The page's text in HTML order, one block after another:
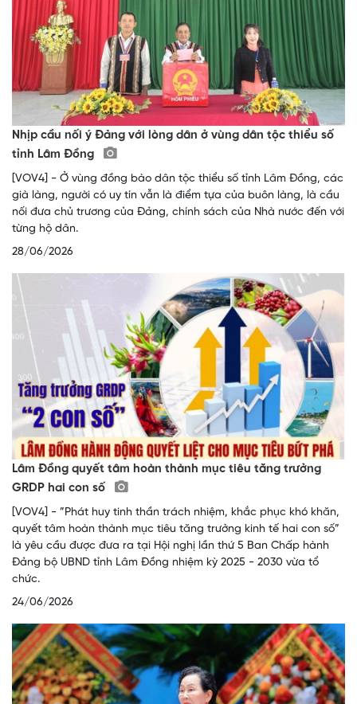
Nhịp cầu nối ý Đảng với lòng dân ở vùng dân tộc thiểu số
tỉnh Lâm Đồng
[VOV4] - Ở vùng đồng bào dân tộc thiểu số tỉnh Lâm Đồng, các
già làng, người có uy tín vẫn là điểm tựa của buôn làng, là cầu
nối đưa chủ trương của Đảng, chính sách của Nhà nước đến với
từng hộ dân.
28/06/2026
Lâm Đồng quyết tâm hoàn thành mục tiêu tăng trưởng
GRDP hai con số
[VOV4] - ”Phát huy tinh thần trách nhiệm, khắc phục khó khăn,
quyết tâm hoàn thành mục tiêu tăng trưởng kinh tế hai con số”
là yêu cầu được đưa ra tại Hội nghị lần thứ 5 Ban Chấp hành
Đảng bộ UBND tỉnh Lâm Đồng nhiệm kỳ 2025 - 2030 vừa tổ
chức.
24/06/2026